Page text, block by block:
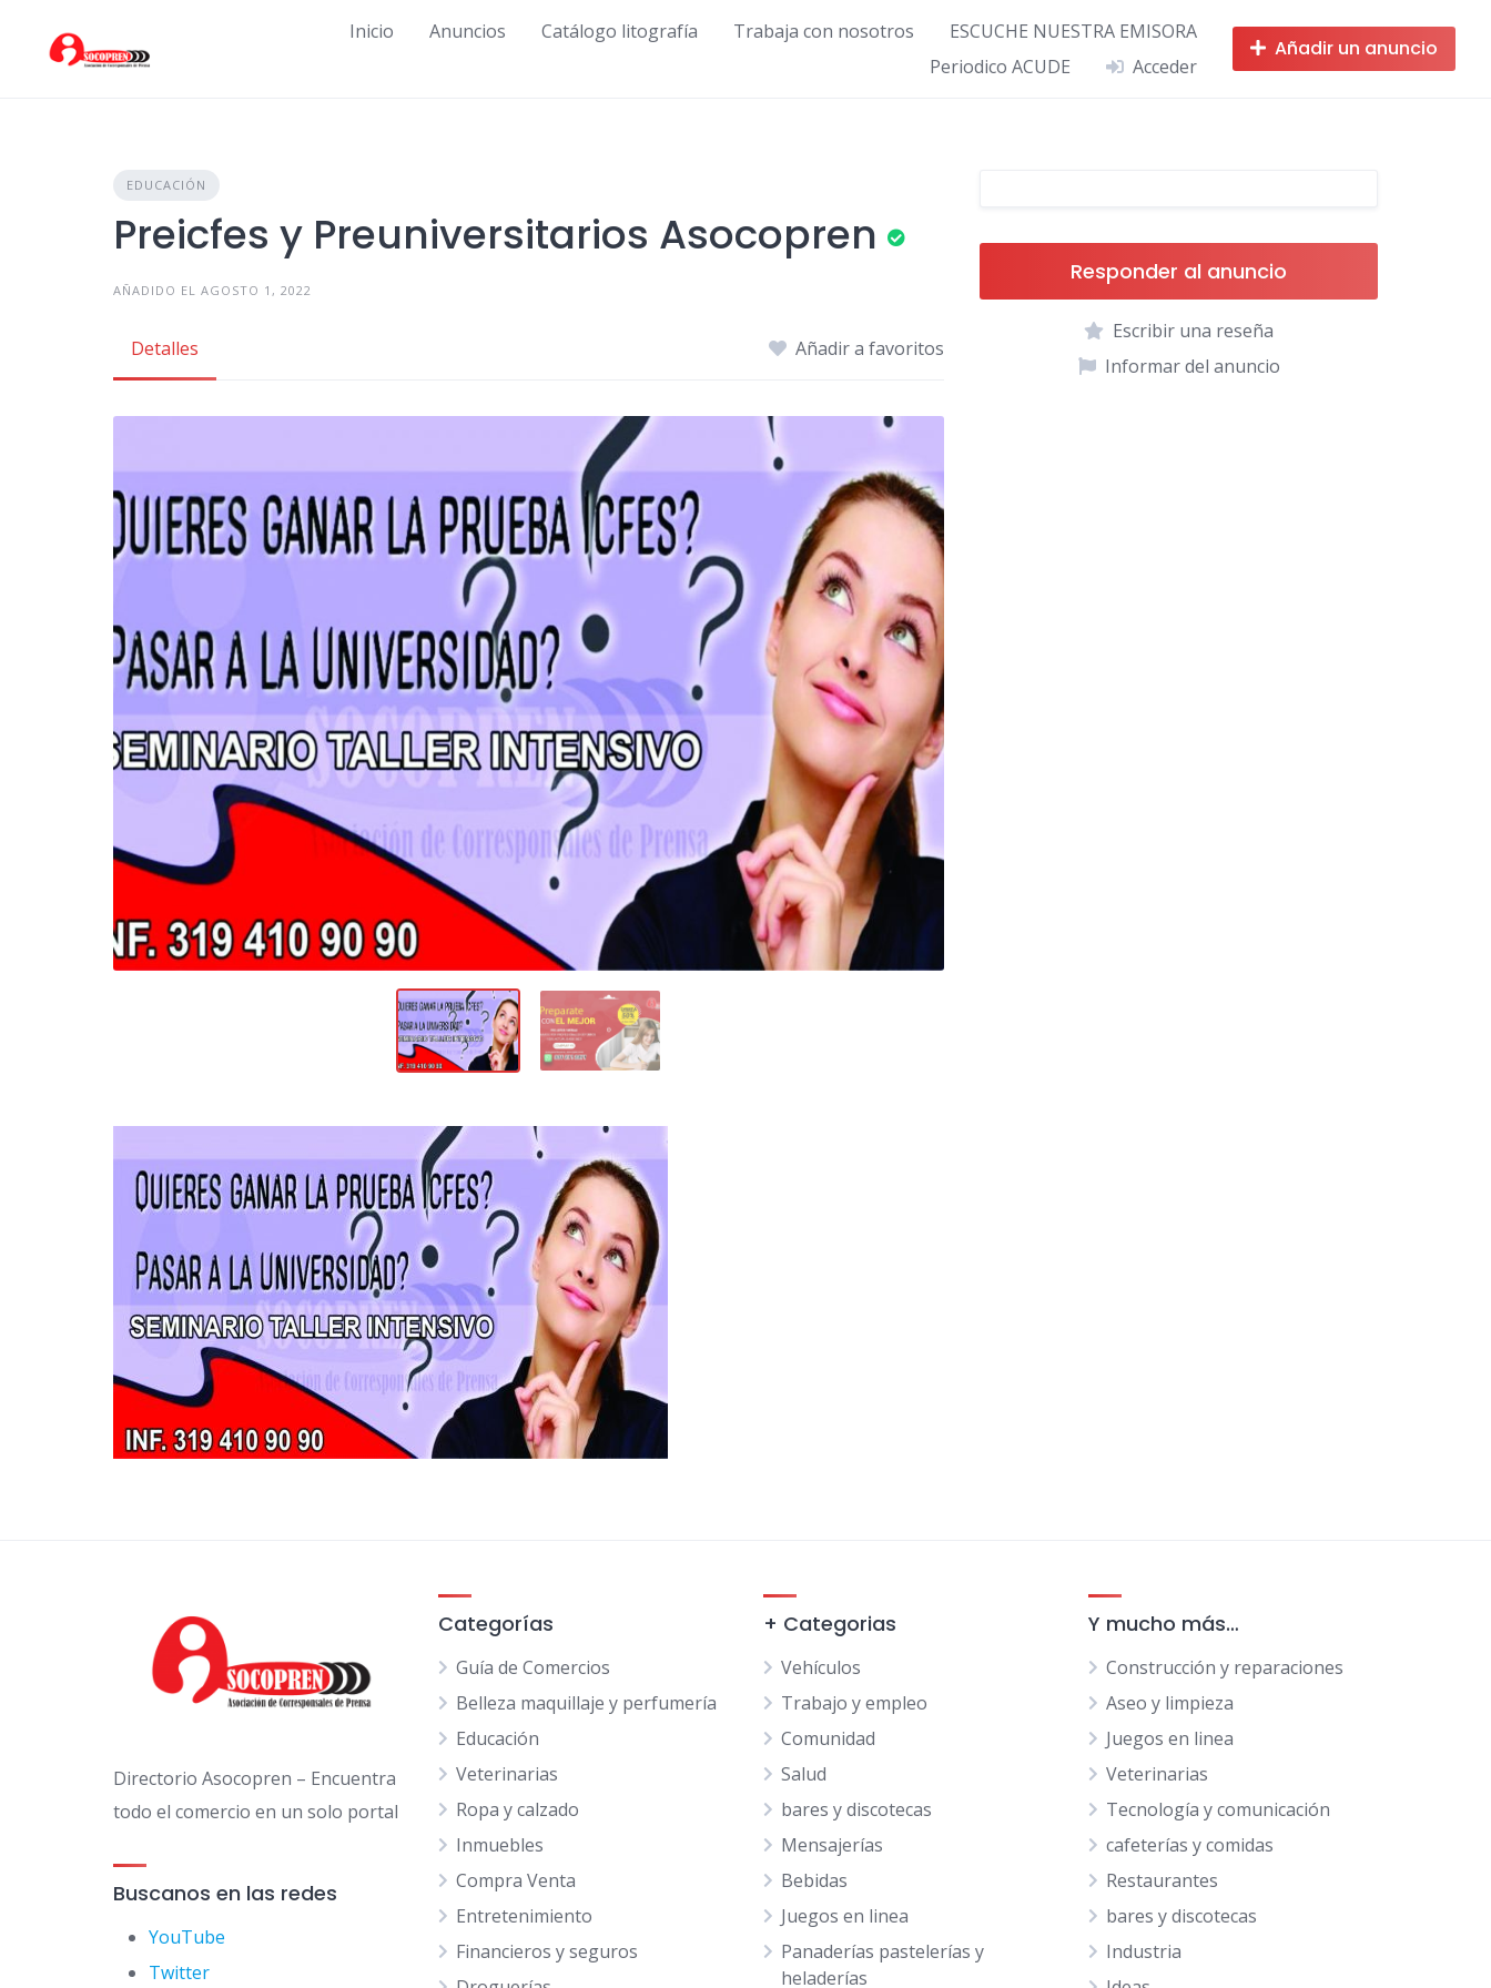
content
Inicio Anuncios Catálogo litografía Trabaja con nosotros
ESCUCHE NUESTRA EMISORA
Periodico ACUDE
Acceder
Añadir un anuncio
EDUCACIÓN
Preicfes y Preuniversitarios Asocopren
AÑADIDO EL AGOSTO 1, 2022
Detalles Añadir a favoritos
Responder al anuncio
Escribir una reseña
Informar del anuncio
Directorio Asocopren – Encuentra
todo el comercio en un solo portal
Buscanos en las redes
YouTube
Twitter
Categorías
Guía de Comercios
Belleza maquillaje y perfumería
Educación
Veterinarias
Ropa y calzado
Inmuebles
Compra Venta
Entretenimiento
Financieros y seguros
+ Categorias
Vehículos
Trabajo y empleo
Comunidad
Salud
bares y discotecas
Mensajerías
Bebidas
Juegos en linea
Panaderías pastelerías y
heladerías
Y mucho más…
Construcción y reparaciones
Aseo y limpieza
Juegos en linea
Veterinarias
Tecnología y comunicación
cafeterías y comidas
Restaurantes
bares y discotecas
Industria